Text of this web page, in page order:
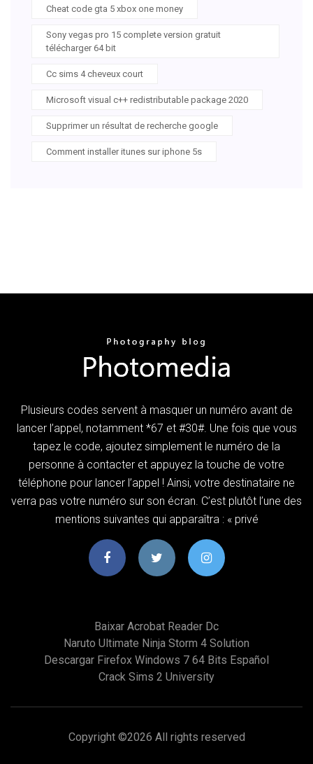
Cheat code gta 5 xbox one money
Sony vegas pro 15 complete version gratuit
télécharger 64 bit
Cc sims 4 cheveux court
Microsoft visual c++ redistributable package 2020
Supprimer un résultat de recherche google
Comment installer itunes sur iphone 5s
Plusieurs codes servent à masquer un numéro avant de
lancer l’appel, notamment *67 et #30#. Une fois que vous
tapez le code, ajoutez simplement le numéro de la
personne à contacter et appuyez la touche de votre
téléphone pour lancer l’appel ! Ainsi, votre destinataire ne
verra pas votre numéro sur son écran. C’est plutôt l’une des
mentions suivantes qui apparaîtra : « privé
Baixar Acrobat Reader Dc
Naruto Ultimate Ninja Storm 4 Solution
Descargar Firefox Windows 7 64 Bits Español
Crack Sims 2 University
Copyright ©2026 All rights reserved